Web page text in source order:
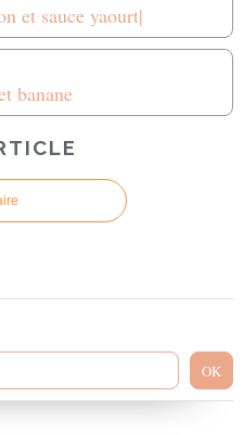
et sauce yaourt|
banane